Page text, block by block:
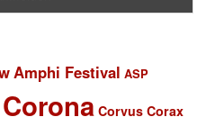
Amphi Festival ASP
Corona Corvus Corax